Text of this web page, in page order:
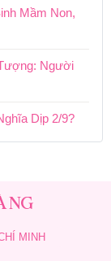
Mầm Non,
Người
Dịp 2/9?
MINH